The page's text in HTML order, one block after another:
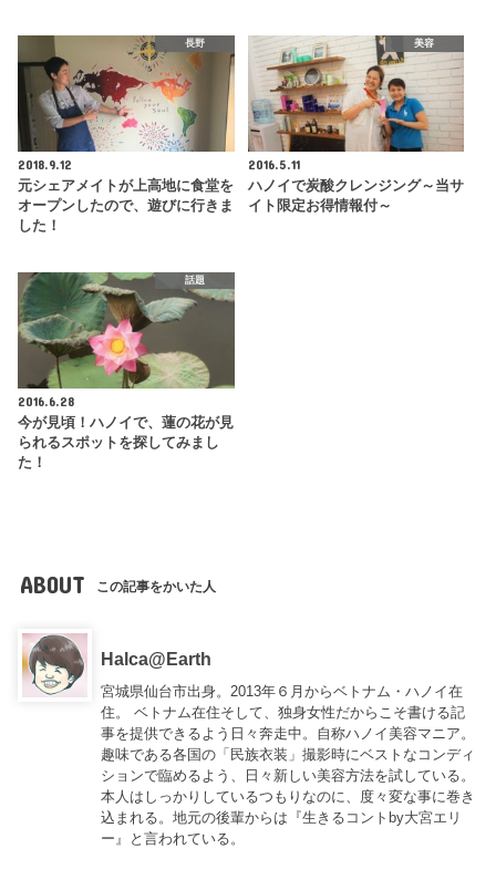
長野
2018.9.12
元シェアメイトが上高地に食堂を
オープンしたので、遊びに行きま
した！
美容
2016.5.11
ハノイで炭酸クレンジング～当サ
イト限定お得情報付～
話題
2016.6.28
今が見頃！ハノイで、蓮の花が見
られるスポットを探してみまし
た！
ABOUT この記事をかいた人
Halca@Earth
宮城県仙台市出身。2013年６月からベトナム・ハノイ在
住。 ベトナム在住そして、独身女性だからこそ書ける記
事を提供できるよう日々奔走中。自称ハノイ美容マニア。
趣味である各国の「民族衣装」撮影時にベストなコンディ
ションで臨めるよう、日々新しい美容方法を試している。
本人はしっかりしているつもりなのに、度々変な事に巻き
込まれる。地元の後輩からは『生きるコントby大宮エリ
ー 』と言われている。